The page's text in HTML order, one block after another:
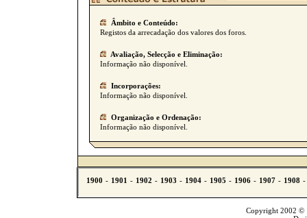
Âmbito e Conteúdo:
Registos da arrecadação dos valores dos foros.
Avaliação, Selecção e Eliminação:
Informação não disponível.
Incorporações:
Informação não disponível.
Organização e Ordenação:
Informação não disponível.
Copyright 2002 ©